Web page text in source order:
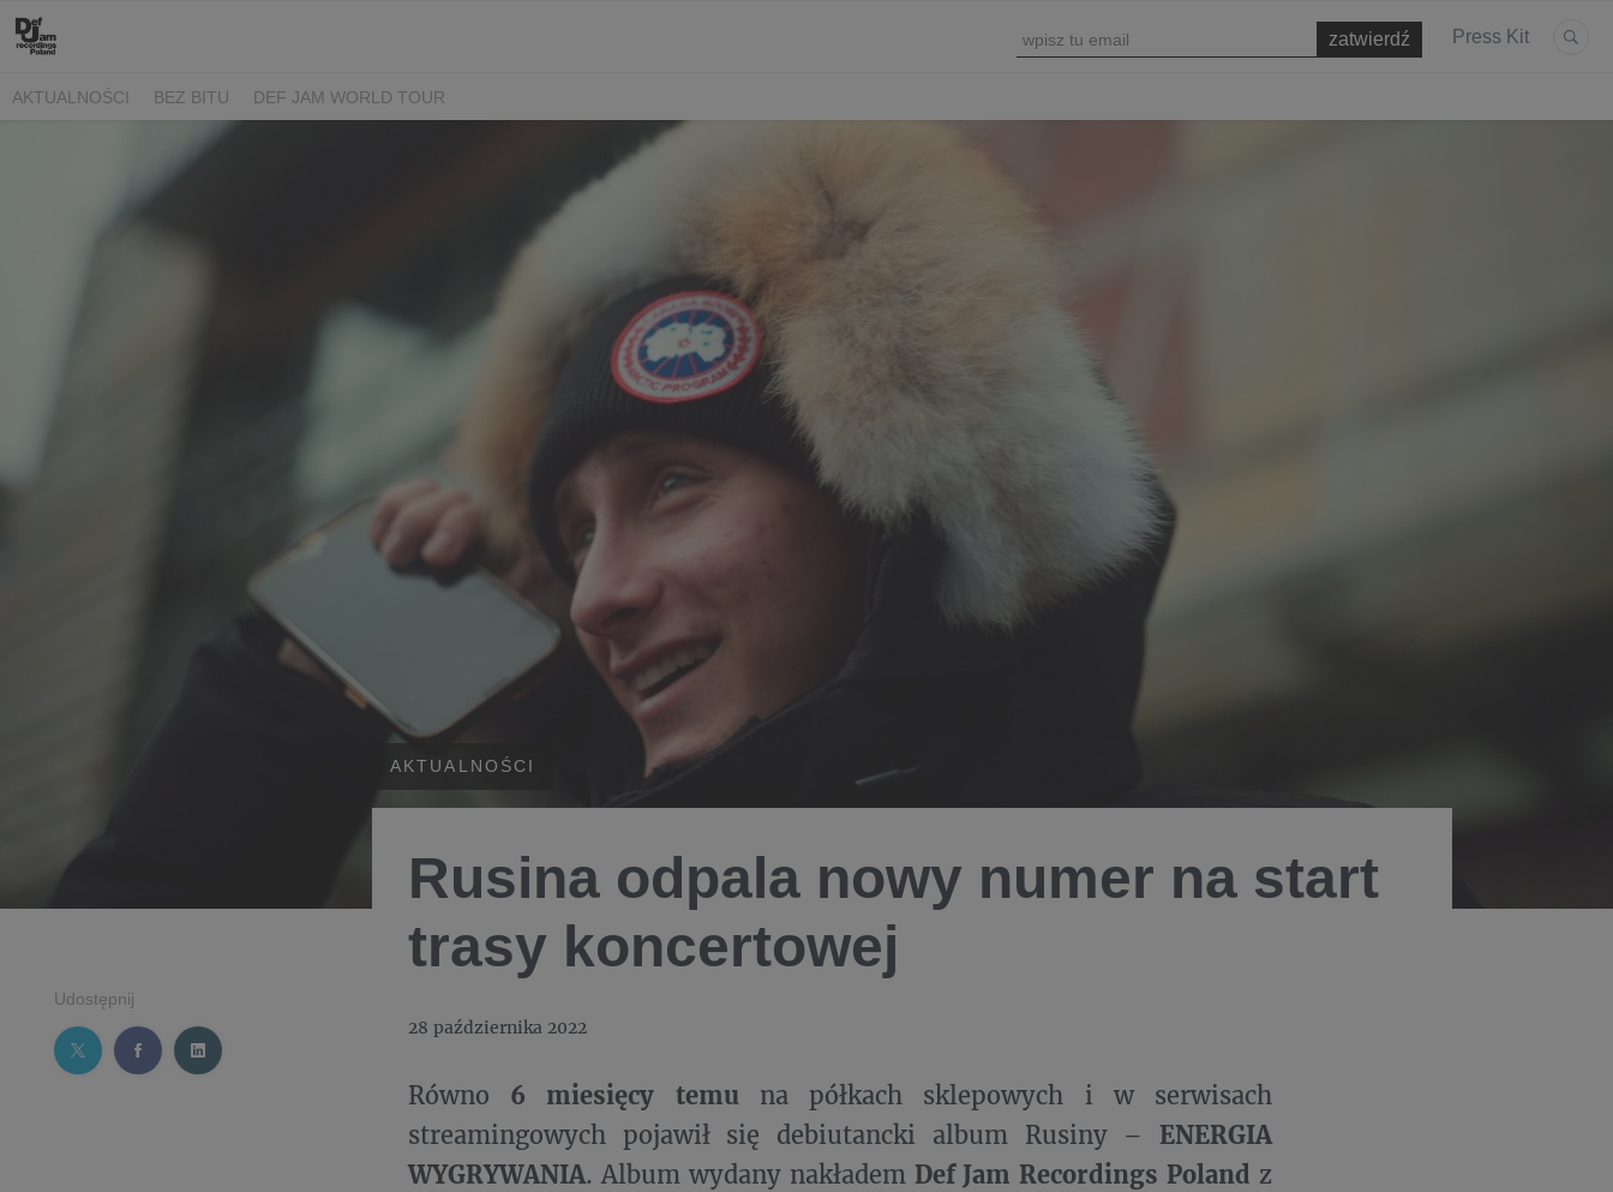
Press Kit
AKTUALNOŚCI BEZ BITU DEF JAM WORLD TOUR
Udostępnij
AKTUALNOŚCI
Rusina odpala nowy numer na start
trasy koncertowej
28 października 2022
Równo 6 miesięcy temu na półkach sklepowych i w serwisach
streamingowych pojawił się debiutancki album Rusiny – ENERGIA
WYGRYWANIA. Album wydany nakładem Def Jam Recordings Poland z